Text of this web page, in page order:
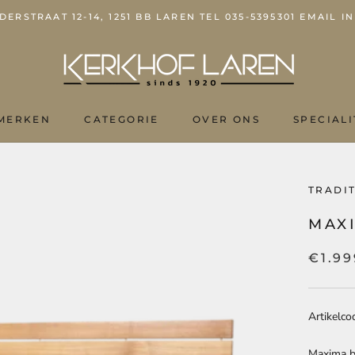
12-14, 1251 BB LAREN TEL 035-5395301 EMAIL
CATEGORIE
OVER ONS